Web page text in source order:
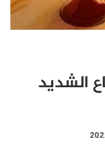
الشديد